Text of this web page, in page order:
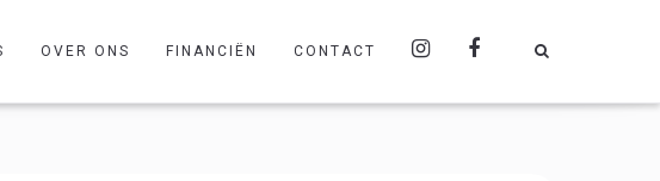
OVER ONS FINANCIËN CONTACT